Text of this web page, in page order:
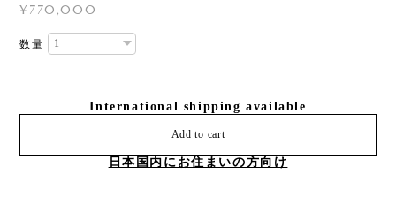
¥770,000
数量
International shipping available
Add to cart
日本国内にお住まいの方向け